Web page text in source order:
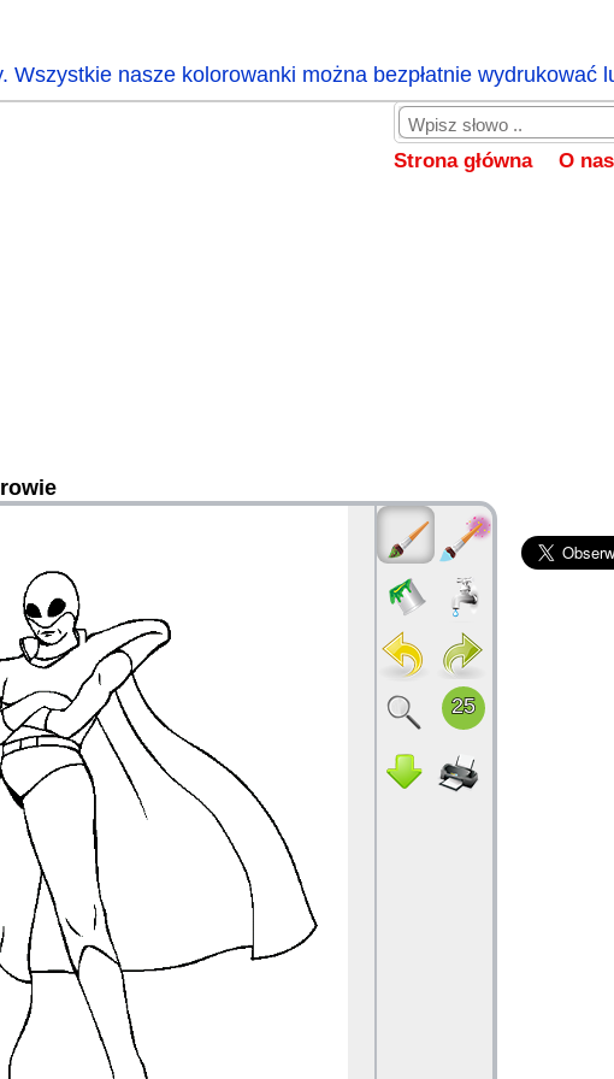
nasze kolorowanki można bezpłatnie wydrukować
Strona główna O nas